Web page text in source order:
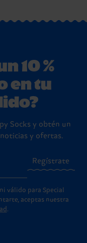
10 %
en tu
Socks y obtén un
y ofertas.
Regístrate
válido para Special
aceptas nuestra
.